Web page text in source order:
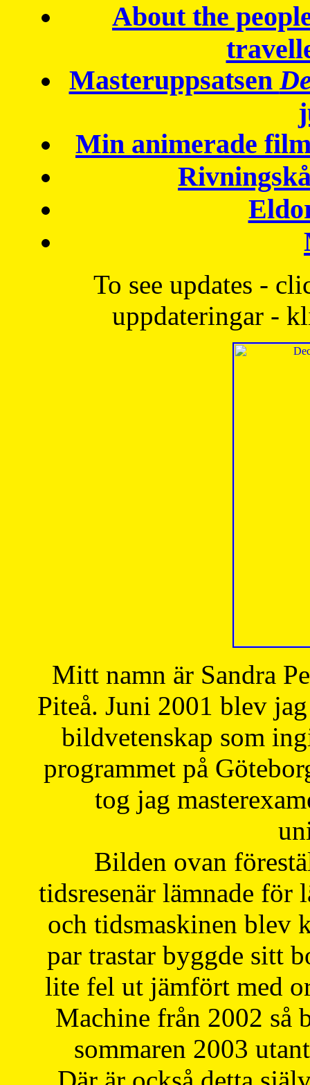
About the
Masteruppsatsen
Min animerade
To see updates -
uppdateringar -
Mitt namn är Sandra
Piteå. Juni 2001 blev
bildvetenskap som
programmet på
tog jag
Bilden ovan
tidsresenär lämnade för
och tidsmaskinen blev
par trastar byggde sitt
lite fel ut jämfört med
Machine från 2002 så
sommaren 2003